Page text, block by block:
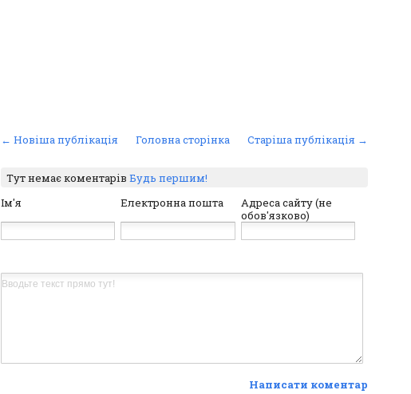
← Новіша публікація Старіша публікація →
Головна сторінка
Тут немає коментарів Будь першим!
Ім'я
Електронна пошта
Адреса сайту (не
обов'язково)
Написати коментар